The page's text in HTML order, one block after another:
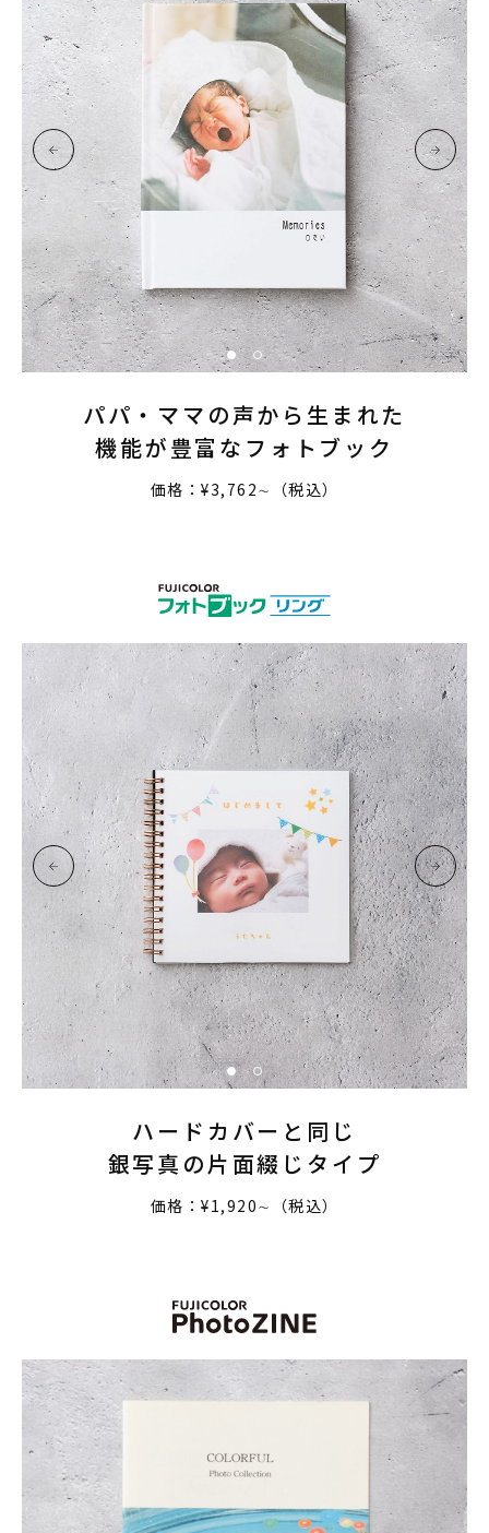
パパ・ママの声から生まれた
機能が豊富なフォトブック
価格：¥3,762∼（税込）
ハードカバーと同じ
銀写真の片面綴じタイプ
価格：¥1,920∼（税込）